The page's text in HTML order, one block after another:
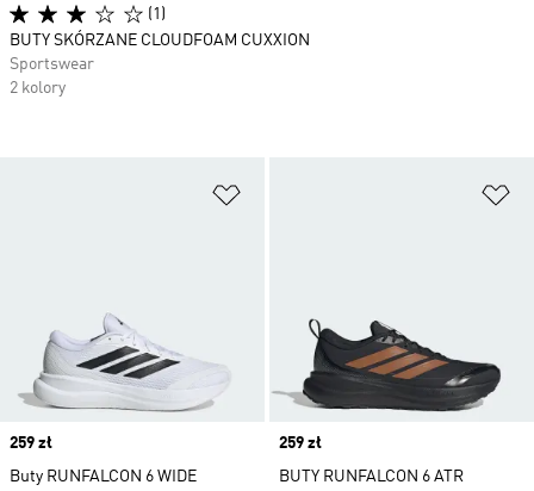
Price
259 zł
Buty RUNFALCON 6 WIDE
Price
259 zł
BUTY RUNFALCON 6 ATR
(1)
BUTY SKÓRZANE CLOUDFOAM CUXXION
Sportswear
2 kolory